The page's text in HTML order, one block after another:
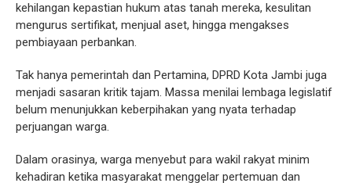
kehilangan kepastian hukum atas tanah mereka, kesulitan
mengurus sertifikat, menjual aset, hingga mengakses
pembiayaan perbankan.
Tak hanya pemerintah dan Pertamina, DPRD Kota Jambi juga
menjadi sasaran kritik tajam. Massa menilai lembaga legislatif
belum menunjukkan keberpihakan yang nyata terhadap
perjuangan warga.
Dalam orasinya, warga menyebut para wakil rakyat minim
kehadiran ketika masyarakat menggelar pertemuan dan